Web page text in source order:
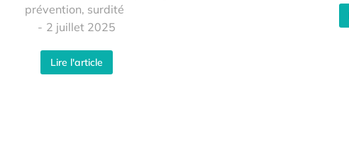
prévention, surdité
2 juillet 2025
Lire l'article